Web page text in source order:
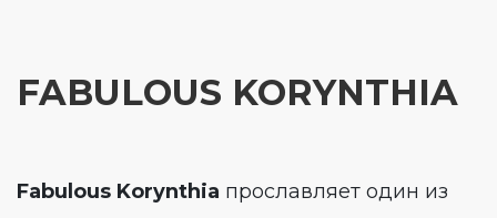
FABULOUS KORYNTHIA
Fabulous Korynthia прославляет один из